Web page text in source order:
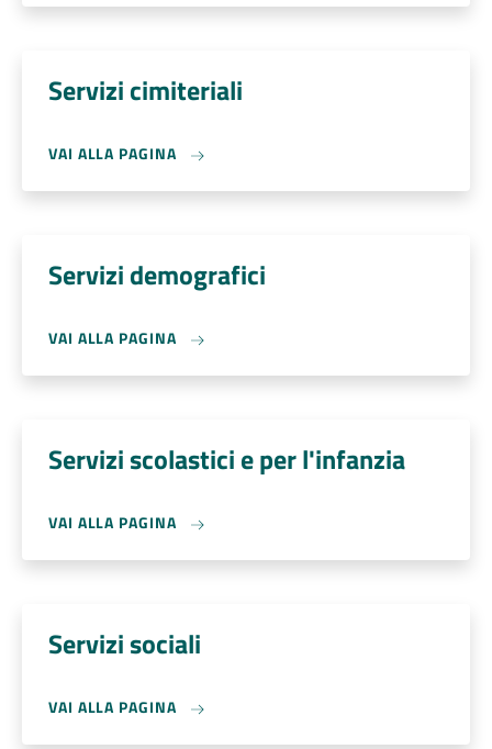
Servizi cimiteriali
VAI ALLA PAGINA
Servizi demografici
VAI ALLA PAGINA
Servizi scolastici e per l'infanzia
VAI ALLA PAGINA
Servizi sociali
VAI ALLA PAGINA